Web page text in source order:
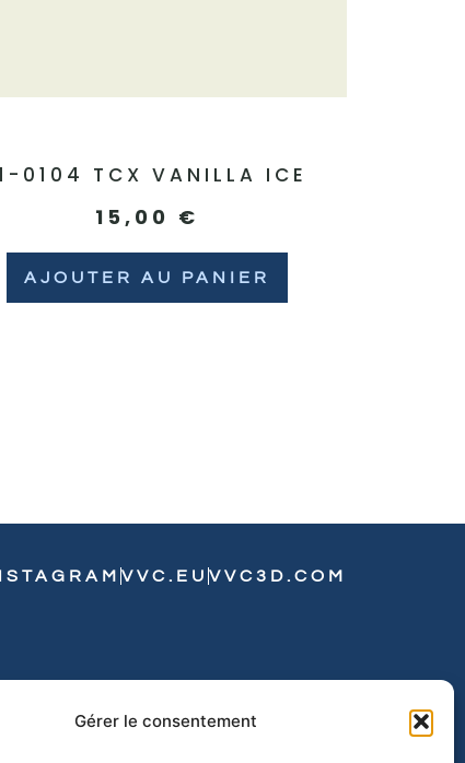
Gérer le consentement
0104 TCX VANILLA ICE
15,00 €
AJOUTER AU PANIER
VVC.EU VVC3D.COM